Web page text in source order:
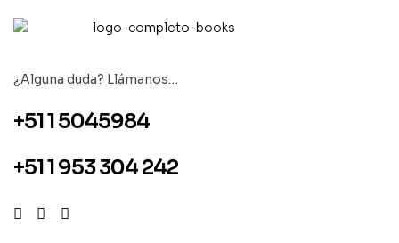
¿Alguna duda? Llámanos…
+51 1 5045984
+51 1 953 304 242